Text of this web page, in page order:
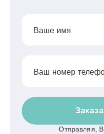
Ваше имя
Ваш номер
Отправляя,